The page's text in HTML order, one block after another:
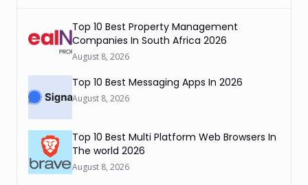
Top 10 Best Property Management
Companies In South Africa 2026
August 8, 2026
Top 10 Best Messaging Apps In 2026
August 8, 2026
Top 10 Best Multi Platform Web Browsers In
The world 2026
August 8, 2026